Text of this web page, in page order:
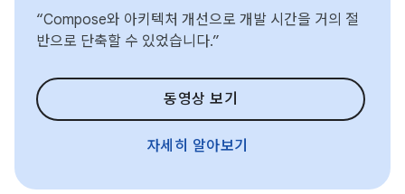
“Compose와 아키텍처 개선으로 개발 시간을 거의 절
반으로 단축할 수 있었습니다.”
동영상 보기
자세히 알아보기